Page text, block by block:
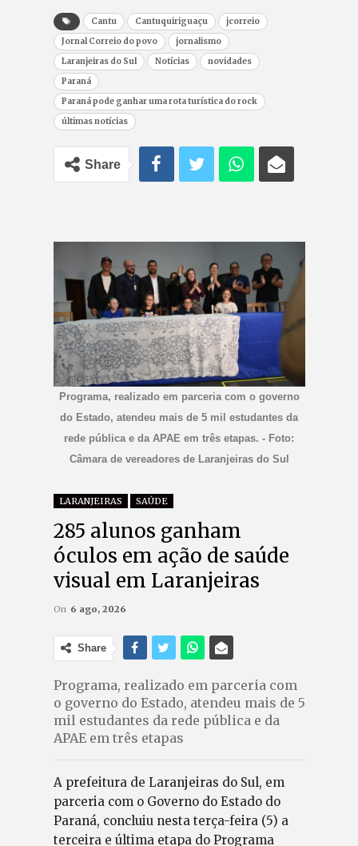
Cantu Cantuquiriguaçu
jcorreio
Jornal Correio do povo
jornalismo
Laranjeiras do Sul
Notícias
novidades
Paraná
Paraná pode ganhar uma rota turística do rock
últimas notícias
Share
Programa, realizado em parceria com o governo
do Estado, atendeu mais de 5 mil estudantes da
rede pública e da APAE em três etapas. - Foto:
Câmara de vereadores de Laranjeiras do Sul
LARANJEIRAS SAÚDE
285 alunos ganham
óculos em ação de saúde
visual em Laranjeiras
On 6 ago, 2026
Share
Programa, realizado em parceria com
o governo do Estado, atendeu mais de 5
mil estudantes da rede pública e da
APAE em três etapas
A prefeitura de Laranjeiras do Sul, em
parceria com o Governo do Estado do
Paraná, concluiu nesta terça-feira (5) a
terceira e última etapa do Programa